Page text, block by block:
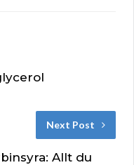
Next Post
Allt du